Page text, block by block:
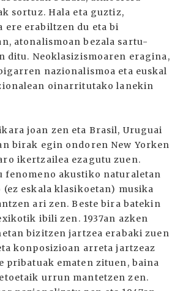
sortuz. Hala eta guztiz,
ere erabiltzen du eta bi
atonalismoan bezala sartu-
ditu. Neoklasizismoaren eragina,
nazionalismoa eta euskal
oinarritutako lanekin
joan zen eta Brasil, Uruguai
birak egin ondoren New Yorken
ikertzailea ezagutu zuen.
fenomeno akustiko naturaletan
eskala klasikoetan) musika
ari zen. Beste bira batekin
ibili zen. 1937an azken
bizitzen jartzea erabaki zuen
konposizioan arreta jartzeaz
pribatuak ematen zituen, baina
urrun mantetzen zen.